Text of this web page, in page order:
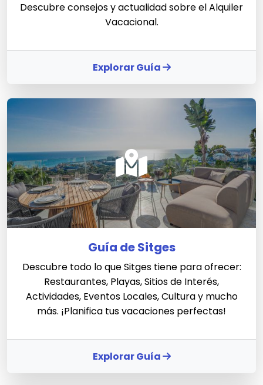
Descubre consejos y actualidad sobre el Alquiler
Vacacional.
Explorar Guía
Guía de Sitges
Descubre todo lo que Sitges tiene para ofrecer:
Restaurantes, Playas, Sitios de Interés,
Actividades, Eventos Locales, Cultura y mucho
más. ¡Planifica tus vacaciones perfectas!
Explorar Guía